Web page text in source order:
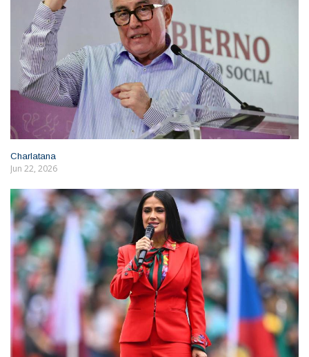
Charlatana
Jun 22, 2026